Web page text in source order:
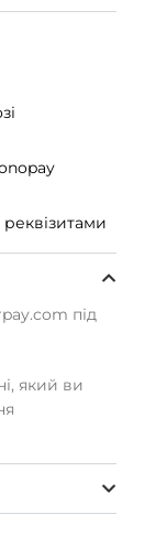
реквізитами
під
який ви